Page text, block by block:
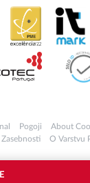
Pogoji About
O Varstvu